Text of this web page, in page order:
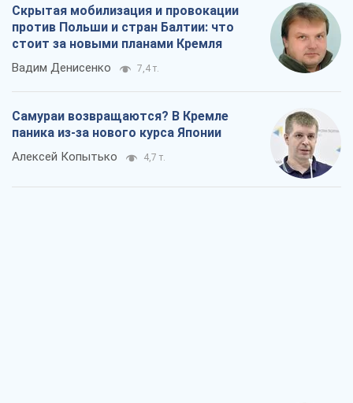
Скрытая мобилизация и провокации
против Польши и стран Балтии: что
стоит за новыми планами Кремля
Вадим Денисенко 7,4 т.
Самураи возвращаются? В Кремле
паника из-за нового курса Японии
Алексей Копытько 4,7 т.